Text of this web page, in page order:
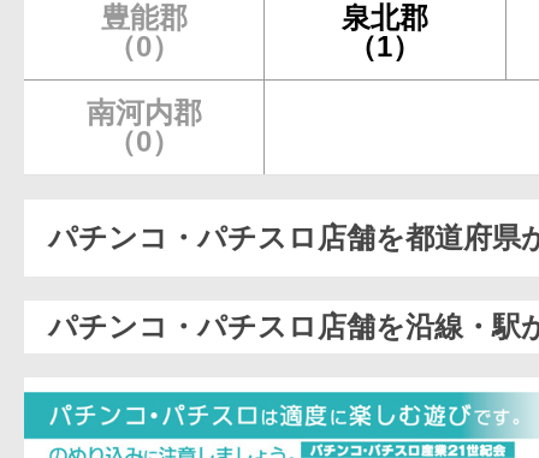
豊能郡
（0）
泉北郡
（1）
南河内郡
（0）
パチンコ・パチスロ店舗を都道府県
パチンコ・パチスロ店舗を沿線・駅